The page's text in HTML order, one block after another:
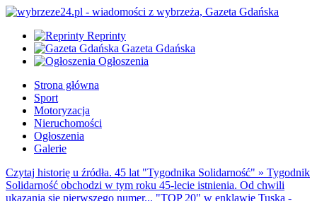
Reprinty
Gazeta Gdańska
Ogłoszenia
Strona główna
Sport
Motoryzacja
Nieruchomości
Ogłoszenia
Galerie
Czytaj historię u źródła. 45 lat "Tygodnika Solidarność" » Tygodnik
Solidarność obchodzi w tym roku 45-lecie istnienia. Od chwili
ukazania się pierwszego numer... "TOP 20" w enklawie Tuska -